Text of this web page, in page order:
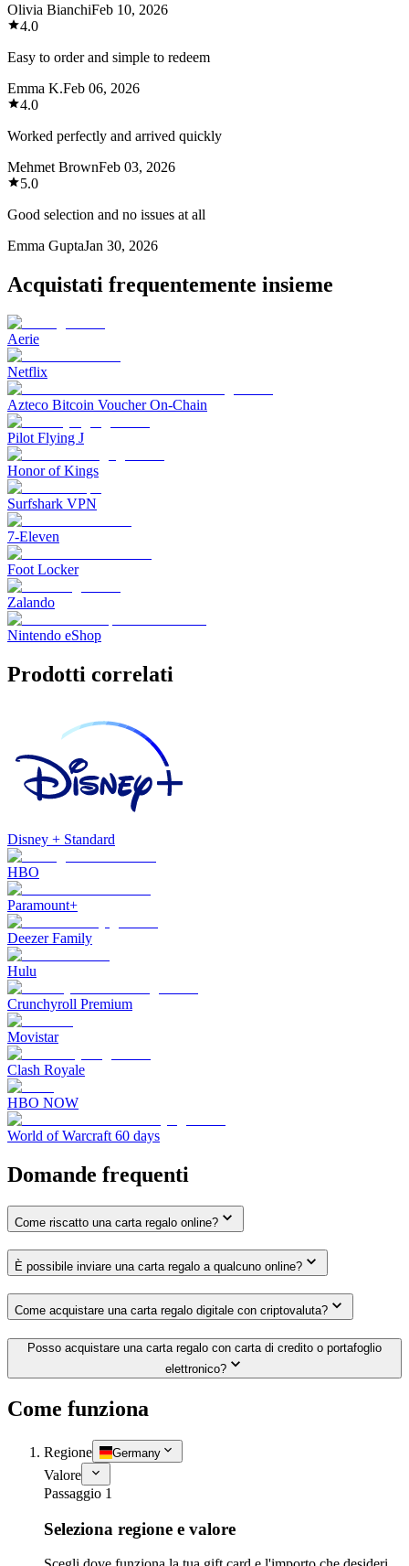
Olivia BianchiFeb 10, 2026
4.0
Easy to order and simple to redeem
Emma K.Feb 06, 2026
4.0
Worked perfectly and arrived quickly
Mehmet BrownFeb 03, 2026
5.0
Good selection and no issues at all
Emma GuptaJan 30, 2026
Acquistati frequentemente insieme
Aerie
Netflix
Azteco Bitcoin Voucher On-Chain
Pilot Flying J
Honor of Kings
Surfshark VPN
7-Eleven
Foot Locker
Zalando
Nintendo eShop
Prodotti correlati
Disney + Standard
HBO
Paramount+
Deezer Family
Hulu
Crunchyroll Premium
Movistar
Clash Royale
HBO NOW
World of Warcraft 60 days
Domande frequenti
Come riscatto una carta regalo online?
È possibile inviare una carta regalo a qualcuno online?
Come acquistare una carta regalo digitale con criptovaluta?
Posso acquistare una carta regalo con carta di credito o portafoglio
elettronico?
Come funziona
Regione Germany
Valore
Passaggio 1
Seleziona regione e valore